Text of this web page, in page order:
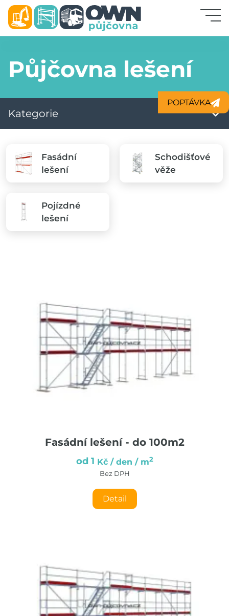
Katalog ke stažení
Přihlášení k účtu
Stavební stroje
Bednění, stojky
Zařízení staveniště
Půjčovna lešení
Kategorie
Fasádní
lešení
Schodišťové
věže
Pojízdné
lešení
Fasádní lešení - do 100m2
od 1 Kč / den / m2
Bez DPH
Detail
POPTÁVKA